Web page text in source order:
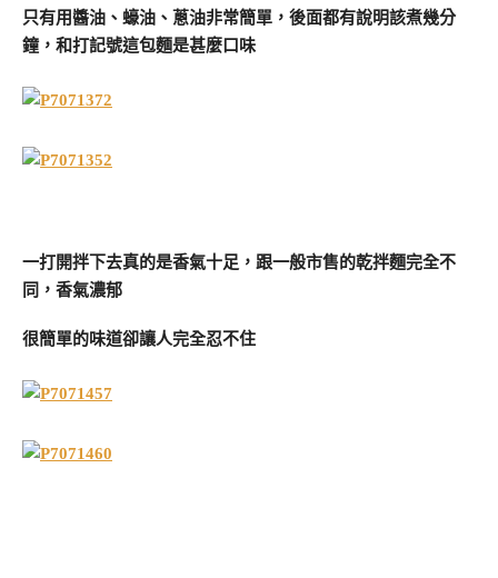
只有用醬油、蠔油、蔥油非常簡單，後面都有說明該煮幾分
鐘，和打記號這包麵是甚麼口味
一打開拌下去真的是香氣十足，跟一般市售的乾拌麵完全不
同，香氣濃郁
很簡單的味道卻讓人完全忍不住